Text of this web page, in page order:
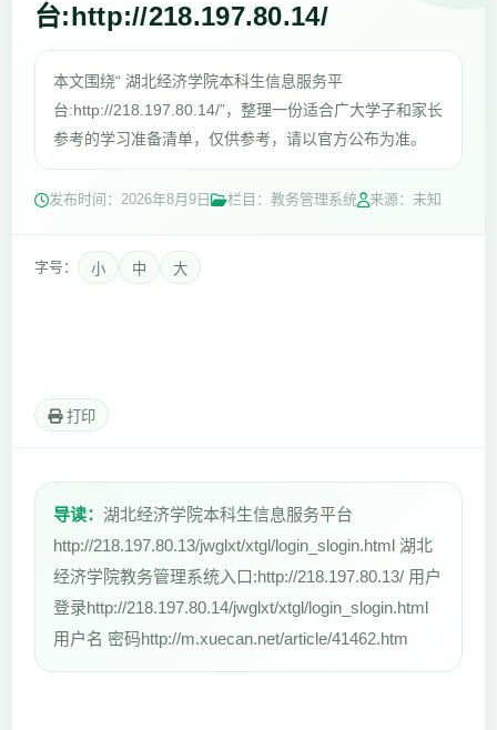
台:http://218.197.80.14/
本文围绕“ 湖北经济学院本科生信息服务平
台:http://218.197.80.14/”，整理一份适合广大学子和家长
参考的学习准备清单，仅供参考，请以官方公布为准。
发布时间： 2026年8月9日 栏目：教务管理系统 来源：未知
字号： 小 中 大
打印
导读： 湖北经济学院本科生信息服务平台
http://218.197.80.13/jwglxt/xtgl/login_slogin.html 湖北
经济学院教务管理系统入口:http://218.197.80.13/ 用户
登录http://218.197.80.14/jwglxt/xtgl/login_slogin.html
用户名 密码http://m.xuecan.net/article/41462.htm